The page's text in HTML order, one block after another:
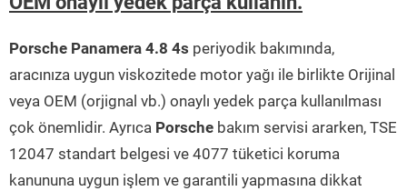
Porsche Panamera 4.8 4s periyodik bakımında,
aracınıza uygun viskozitede motor yağı ile birlikte Orijinal
veya OEM (orjignal vb.) onaylı yedek parça kullanılması
çok önemlidir. Ayrıca Porsche bakım servisi ararken, TSE
12047 standart belgesi ve 4077 tüketici koruma
kanununa uygun işlem ve garantili yapmasına dikkat